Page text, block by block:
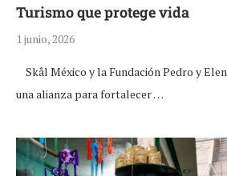
Turismo que protege vida
1 junio, 2026
Skål México y la Fundación Pedro y
una alianza para fortalecer …